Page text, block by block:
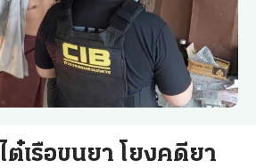
เรือขนยา โยงคดียา